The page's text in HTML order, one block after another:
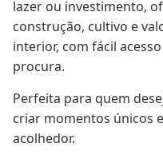
lazer ou investimento,
construção, cultivo e
interior, com fácil
procura.
Perfeita para quem
criar momentos únicos
acolhedor.